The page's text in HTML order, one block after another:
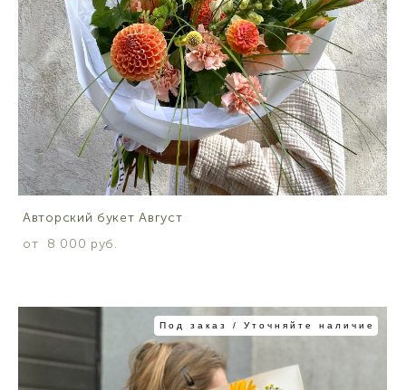
Авторский букет Август
от 8 000 pуб.
Под заказ / Уточняйте наличие